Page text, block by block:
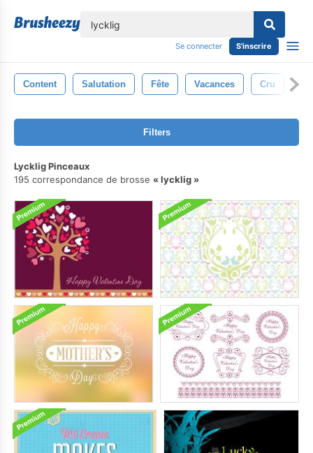
Se connecter S'inscrire
Content Salutation Fête Vacances Cru
Filters
Lycklig Pinceaux
195 correspondance de brosse
lycklig